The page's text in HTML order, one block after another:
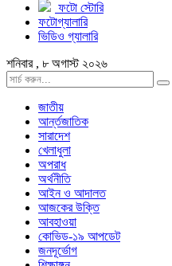
ফটো স্টোরি
ফটোগ্যালারি
ভিডিও গ্যালারি
শনিবার , ৮ অগাস্ট ২০২৬
জাতীয়
আর্ন্তজাতিক
সারাদেশ
খেলাধুলা
অপরাধ
অর্থনীতি
আইন ও আদালত
আজকের উক্তি
আবহাওয়া
কোভিড-১৯ আপডেট
জনদূর্ভোগ